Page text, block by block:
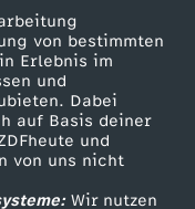
von bestimmten
Erlebnis im
und
Dabei
auf Basis deiner
und
von uns nicht
Wir nutzen